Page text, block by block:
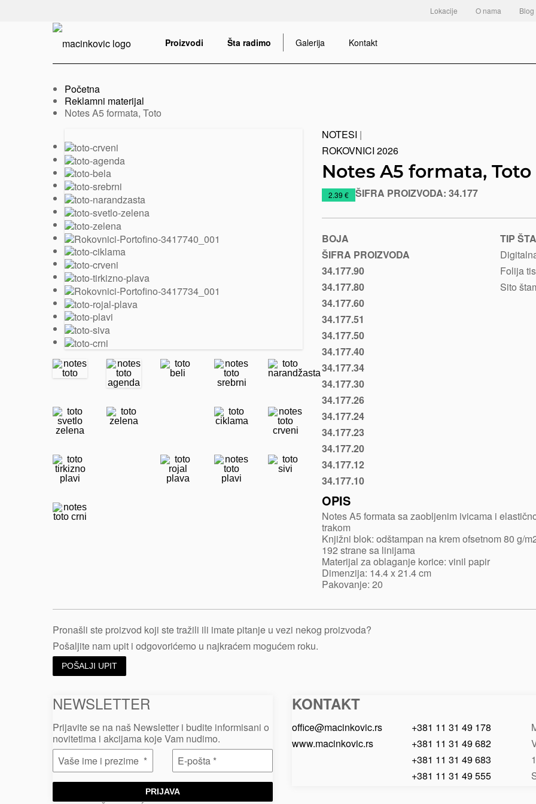
Lokacije O nama Blog
Proizvodi Šta radimo Galerija Kontakt
Početna
Reklamni materijal
Trenutno:
Notes A5 formata, Toto
Prethodni
slajd
Sledeći
slajd
NOTESI |
ROKOVNICI 2026
Notes A5 formata, Toto
https://www.macinkovic.rs/reklamni-
a5-
formata-
toto
2.39 € ŠIFRA PROIZVODA: 34.177
BOJA
ŠIFRA PROIZVODA
Bela
34.177.90
Srebrna
34.177.80
Narandžasta
34.177.60
Svetlo
zelena
34.177.51
Zelena
34.177.50
žuta
34.177.40
Ciklama
34.177.34
Crvena
34.177.30
Tirkizno
plava
34.177.26
Ljubičasta
34.177.24
Rojal
plava
34.177.23
Plava
34.177.20
Siva
34.177.12
Crna
34.177.10
TIP
Folija
Sito
OPIS
Notes A5 formata sa zaobljenim ivicama i
trakom
Knjižni blok: odštampan na krem ofsetnom 80 g/
192 strane sa linijama
Materijal za oblaganje korice: vinil papir
Dimenzija: 14.4 x 21.4 cm
Pakovanje: 20
Pronašli ste proizvod koji ste tražili ili imate pitanje u vezi nekog proizvoda?
Pošaljite nam upit i odgovorićemo u najkraćem mogućem roku.
POŠALJI UPIT
NEWSLETTER
Prijavite se na naš Newsletter i budite informisani o
novitetima i akcijama koje Vam nudimo.
PRIJAVA
Macinkovic
Macinkovic
https://www.macinkovic.rs/wp-
KONTAKT
office@macinkovic.rs
www.macinkovic.rs
+381 11 31 49 178
+381 11 31 49 682
+381 11 31 49 683
+381 11 31 49 555